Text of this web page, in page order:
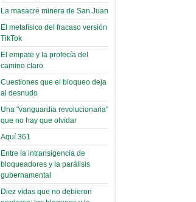
toca y canta con coraje
Miércoles, 14 Septiembre 2022
Leer Más...
Posesionan a dirigentes de
Asociación de Docentes
Domingo, 14 Agosto 2022
Leer Más...
narco-fotos
(Miscelánea
Palaciega 8)
El Infamatorio
Miércoles, 19 Junio 2019
Read more...
Cosmética
descolonizadora
(Miscelánea
palaciega 7)
El Infamatorio
Lunes, 27 Mayo 2019
Read more...
La masacre minera de San Juan
El metafísico del fracaso versión
TikTok
El empate y la profecía del
camino claro
Cuestiones que el bloqueo deja
al desnudo
Una "vanguardia revolucionaria"
que no hay que olvidar
Aquí 361
Entre la intransigencia de
bloqueadores y la parálisis
gubernamental
Diez vidas que no debieron